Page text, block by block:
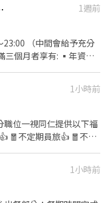
中遠雄店
1週前
班表 ⭕工作內容 ▪外
補充→確認結帳金額→
→料理製作→提供餐點→
▪生日禮券 ▪不定期活
識及專業的烹飪技巧，
及數據分析等專業知識
有升遷加薪的機會 ▪享
1小時前
🧧不定期員旅👍 🧧不定
結束後維護店鋪所有清
，了解店內菜色如何介
1小時前